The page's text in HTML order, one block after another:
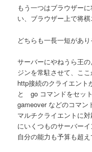
もう一つはブラウザー
い、ブラウザー上で将
どちらも一長一短があり
サーバーにやねうら王
ジンを常駐させて、こ
http接続のクライエント
と go コマンドをセッ
gameover などのコマン
マルチクライエントに
にいくつものサーバー
自分の能力も予算も超え